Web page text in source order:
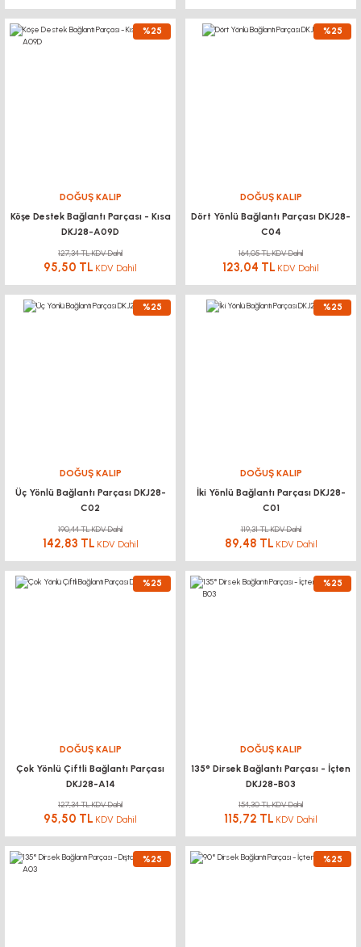
%25
DOĞUŞ KALIP
Köşe Destek Bağlantı Parçası - Kısa
DKJ28-A09D
127,34 TL KDV Dahil
95,50 TL KDV Dahil
%25
DOĞUŞ KALIP
Dört Yönlü Bağlantı Parçası DKJ28-
C04
164,05 TL KDV Dahil
123,04 TL KDV Dahil
%25
DOĞUŞ KALIP
Üç Yönlü Bağlantı Parçası DKJ28-
C02
190,44 TL KDV Dahil
142,83 TL KDV Dahil
%25
DOĞUŞ KALIP
İki Yönlü Bağlantı Parçası DKJ28-
C01
119,31 TL KDV Dahil
89,48 TL KDV Dahil
%25
DOĞUŞ KALIP
Çok Yönlü Çiftli Bağlantı Parçası
DKJ28-A14
127,34 TL KDV Dahil
95,50 TL KDV Dahil
%25
DOĞUŞ KALIP
135° Dirsek Bağlantı Parçası - İçten
DKJ28-B03
154,30 TL KDV Dahil
115,72 TL KDV Dahil
%25 %25